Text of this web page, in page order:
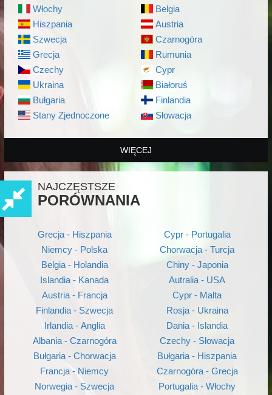
Włochy
Hiszpania
Szwecja
Grecja
Czechy
Ukraina
Bułgaria
Stany Zjednoczone
Belgia
Austria
Czarnogóra
Rumunia
Cypr
Białoruś
Finlandia
Słowacja
WIĘCEJ
NAJCZĘSTSZE
PORÓWNANIA
Grecja - Hiszpania
Niemcy - Polska
Belgia - Holandia
Islandia - Kanada
Austria - Francja
Finlandia - Szwecja
Irlandia - Anglia
Albania - Czarnogóra
Bułgaria - Chorwacja
Francja - Niemcy
Norwegia - Szwecja
Cypr - Portugalia
Chorwacja - Turcja
Chiny - Japonia
Autralia - USA
Cypr - Malta
Rosja - Ukraina
Dania - Islandia
Czechy - Słowacja
Bułgaria - Hiszpania
Czarnogóra - Grecja
Portugalia - Włochy